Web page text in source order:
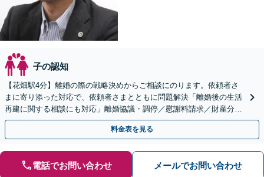
子の認知
【花畑駅4分】離婚の際の戦略決めからご相談にのります。依頼者さ
まに寄り添った対応で、依頼者さまとともに問題解決「離婚後の生活
再建に関する相談にも対応」離婚協議・調停／慰謝料請求／財産分与
／親権・養育費・面会交流／婚姻費用など【子連れ相談可】
料金表を見る
電話でお問い合わせ メールでお問い合わせ